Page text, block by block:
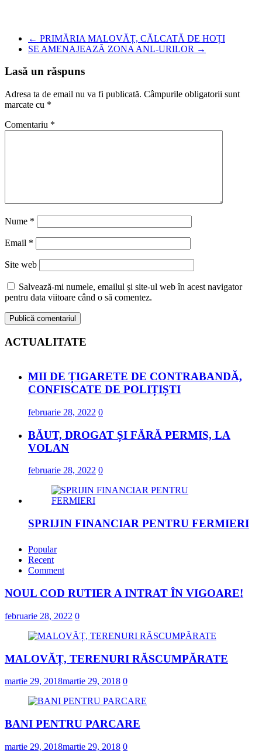
← PRIMĂRIA MALOVĂȚ, CĂLCATĂ DE HOȚI
SE AMENAJEAZĂ ZONA ANL-URILOR →
Lasă un răspuns
Adresa ta de email nu va fi publicată. Câmpurile obligatorii sunt
marcate cu *
Comentariu *
Nume *
Email *
Site web
Salvează-mi numele, emailul și site-ul web în acest navigator
pentru data viitoare când o să comentez.
ACTUALITATE
MII DE ȚIGARETE DE CONTRABANDĂ,
CONFISCATE DE POLIȚIȘTI
februarie 28, 2022 0
BĂUT, DROGAT ȘI FĂRĂ PERMIS, LA
VOLAN
februarie 28, 2022 0
SPRIJIN FINANCIAR PENTRU FERMIERI
februarie 23, 2022
„DRAGOSTE ÎN FĂURAR”
februarie 23, 2022
NOUL COD RUTIER A INTRAT ÎN
Popular
Recent
Comment
NOUL COD RUTIER A INTRAT ÎN VIGOARE!
februarie 28, 2022 0
MALOVĂȚ, TERENURI RĂSCUMPĂRATE
martie 29, 2018martie 29, 2018 0
BANI PENTRU PARCARE
martie 29, 2018martie 29, 2018 0